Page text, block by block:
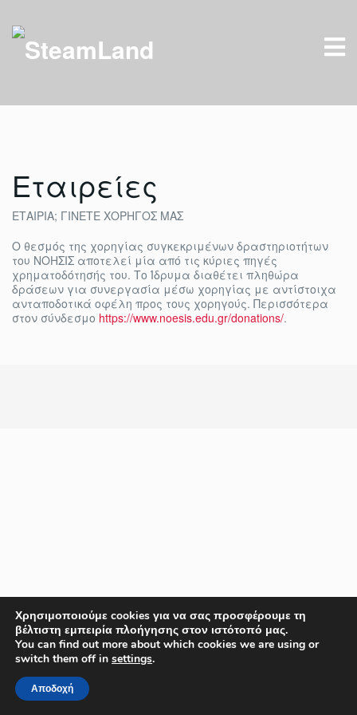
Εταιρείες
ΕΤΑΙΡΙΑ; ΓΙΝΕΤΕ ΧΟΡΗΓΟΣ ΜΑΣ
Ο θεσμός της χορηγίας συγκεκριμένων δραστηριοτήτων
του ΝΟΗΣΙΣ αποτελεί μία από τις κύριες πηγές
χρηματοδότησής του. Το Ίδρυμα διαθέτει πληθώρα
δράσεων για συνεργασία μέσω χορηγίας με αντίστοιχα
ανταποδοτικά οφέλη προς τους χορηγούς. Περισσότερα
στον σύνδεσμο https://www.noesis.edu.gr/donations/.
Χρησιμοποιούμε cookies για να σας προσφέρουμε τη
βέλτιστη εμπειρία πλοήγησης στον ιστότοπό μας.
You can find out more about which cookies we are using or
switch them off in settings.
Αποδοχή